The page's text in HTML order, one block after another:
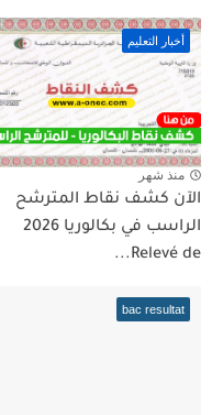
أخبار التعليم
منذ شهر
الآن كشف نقاط المترشح
الراسب في بكالوريا 2026
Relevé de...
bac resultat